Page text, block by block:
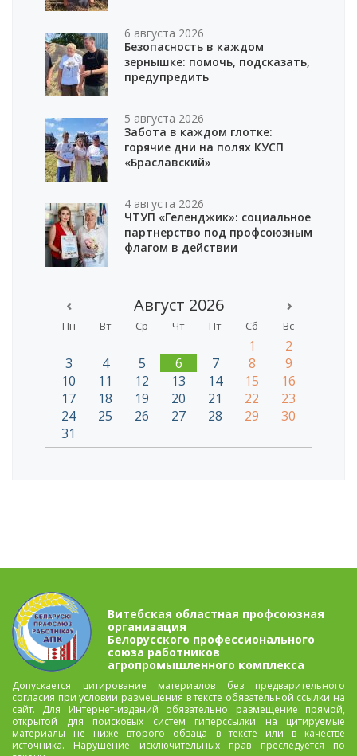
6 августа 2026
Безопасность в каждом
зернышке: помочь, подсказать,
предупредить
5 августа 2026
Забота в каждом глотке:
горячие дни на полях КУСП
«Браславский»
4 августа 2026
ЧТУП «Геленджик»: социальное
партнерство под профсоюзным
флагом в действии
‹ Август 2026 ›
Пн Вт Ср Чт Пт Сб Вс
1
2
3
4 5 6 7 8
9
10
11 12 13 14 15
16
17
18 19 20 21 22
23
24
25 26 27 28 29
30
31
Витебская областная профсоюзная
организация
Белорусского профессионального
союза работников
агропромышленного комплекса
Допускается цитирование материалов без предварительного
согласия при условии размещения в тексте обязательной ссылки на
сайт. Для Интернет-изданий обязательно размещение прямой,
открытой для поисковых систем гиперссылки на цитируемые
материалы не ниже второго обзаца в тексте или в качестве
источника. Нарушение исключительных прав преследуется по